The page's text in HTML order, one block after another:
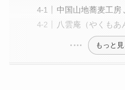
中国山地蕎麦工房
八雲庵（やくもあ
もっと見